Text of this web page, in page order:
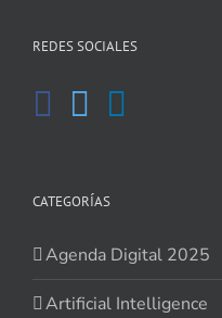
REDES SOCIALES
CATEGORÍAS
Agenda Digital 2025
Artificial Intelligence